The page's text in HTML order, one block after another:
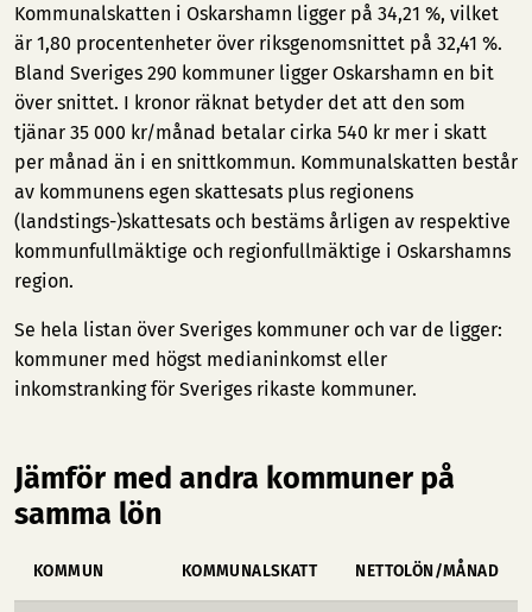
Kommunalskatten i Oskarshamn ligger på 34,21 %, vilket
är 1,80 procentenheter över riksgenomsnittet på 32,41 %.
Bland Sveriges 290 kommuner ligger Oskarshamn en bit
över snittet. I kronor räknat betyder det att den som
tjänar 35 000 kr/månad betalar cirka 540 kr mer i skatt
per månad än i en snittkommun. Kommunalskatten består
av kommunens egen skattesats plus regionens
(landstings-)skattesats och bestäms årligen av respektive
kommunfullmäktige och regionfullmäktige i Oskarshamns
region.
Se hela listan över Sveriges kommuner och var de ligger:
kommuner med högst medianinkomst eller
inkomstranking för Sveriges rikaste kommuner.
Jämför med andra kommuner på
samma lön
KOMMUN KOMMUNALSKATT NETTOLÖN/MÅNAD